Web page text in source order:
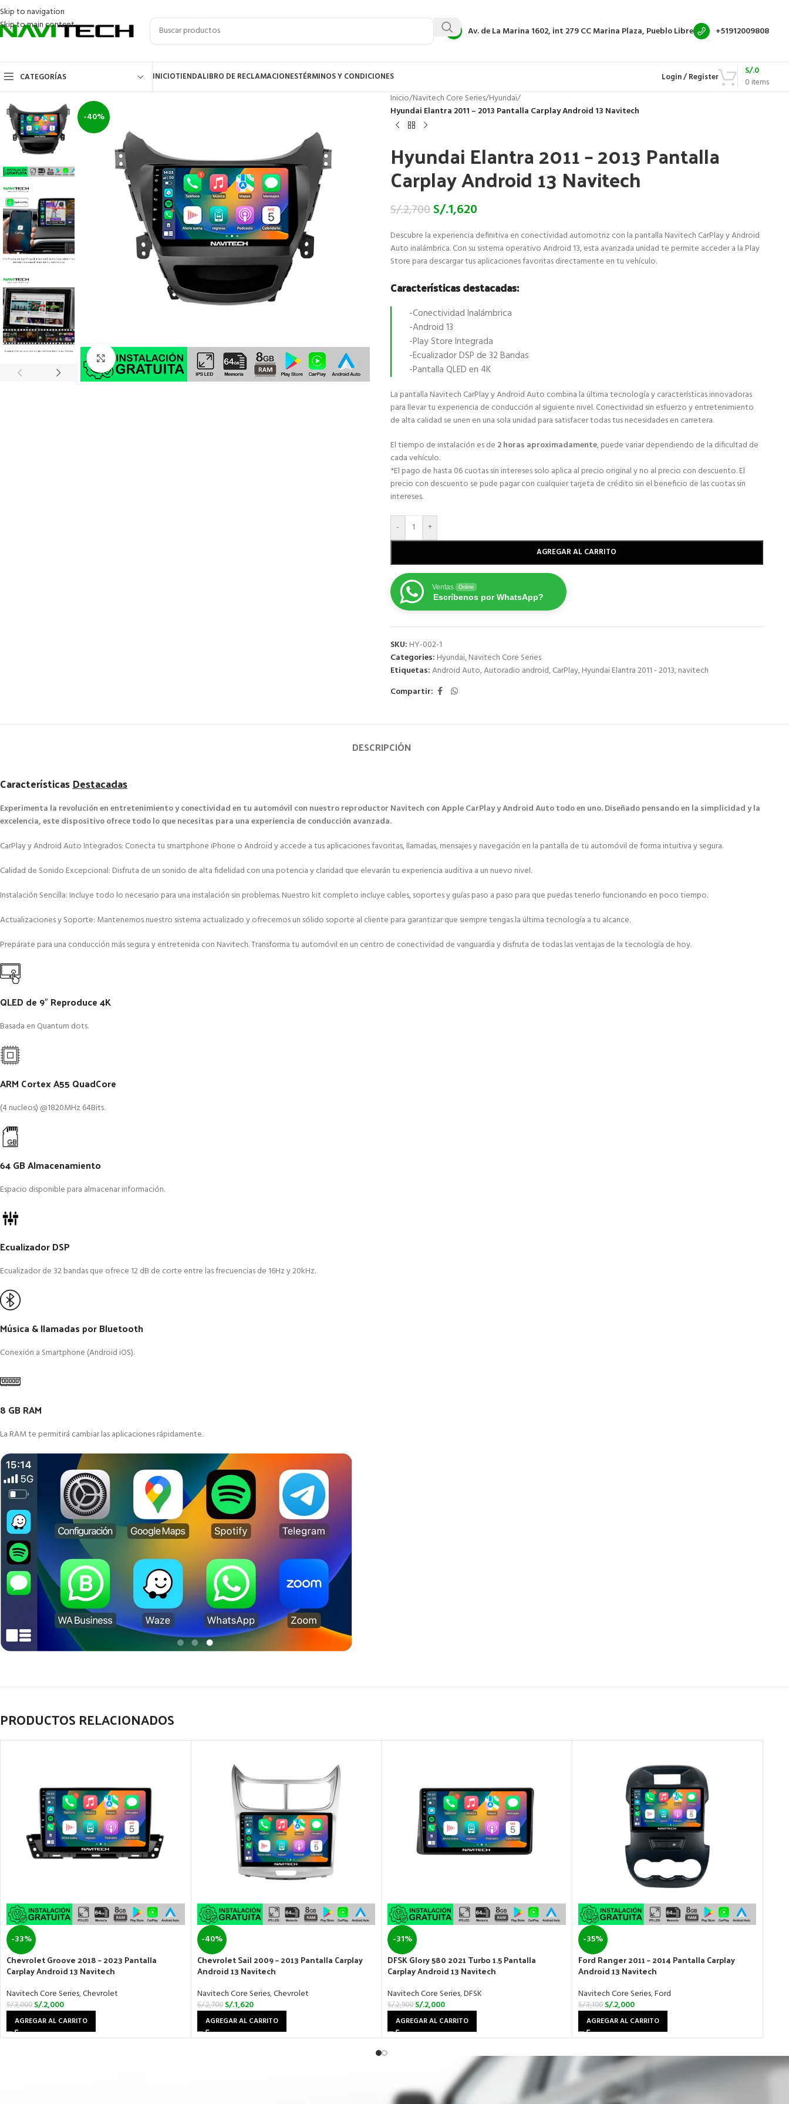
Skip to navigation
Skip to main content
Av. de La Marina 1602, int 279CC Marina Plaza, Pueblo Libre +51912009808
CATEGORÍAS INICIOTIENDALIBRO DE RECLAMACIONESTÉRMINOS Y CONDICIONES Login / Register 0 items
S/.0
-40%
Click to enlarge
Inicio/Navitech Core Series/Hyundai/
Hyundai Elantra 2011 – 2013 Pantalla Carplay Android 13 Navitech
Hyundai Elantra 2011 – 2013 Pantalla
Carplay Android 13 Navitech
S/.2,700S/.1,620
Descubre la experiencia definitiva en conectividad automotriz con la pantalla Navitech CarPlay y Android
Auto inalámbrica. Con su sistema operativo Android 13, esta avanzada unidad te permite acceder a la Play
Store para descargar tus aplicaciones favoritas directamente en tu vehículo.
Características destacadas:
-Conectividad Inalámbrica
-Android 13
-Play Store Integrada
-Ecualizador DSP de 32 Bandas
-Pantalla QLED en 4K
La pantalla Navitech CarPlay y Android Auto combina la última tecnología y características innovadoras
para llevar tu experiencia de conducción al siguiente nivel. Conectividad sin esfuerzo y entretenimiento
de alta calidad se unen en una sola unidad para satisfacer todas tus necesidades en carretera.
El tiempo de instalación es de 2 horas aproximadamente, puede variar dependiendo de la dificultad de
cada vehículo.
*El pago de hasta 06 cuotas sin intereses solo aplica al precio original y no al precio con descuento. El
precio con descuento se pude pagar con cualquier tarjeta de crédito sin el beneficio de las cuotas sin
intereses.
- +
AGREGAR AL CARRITO
Ventas Online
Escríbenos por WhatsApp?
SKU: HY-002-1
Categories: Hyundai,Navitech Core Series
Etiquetas:Android Auto,Autoradio android,CarPlay,Hyundai Elantra 2011 - 2013,navitech
Compartir:
DESCRIPCIÓN
CaracterísticasDestacadas
Experimenta la revolución en entretenimiento y conectividad en tu automóvil con nuestro reproductor Navitech con Apple CarPlay y Android Auto todo en uno. Diseñado pensando en la simplicidad y la
excelencia, este dispositivo ofrece todo lo que necesitas para una experiencia de conducción avanzada.
CarPlay y Android Auto Integrados: Conecta tu smartphone iPhone o Android y accede a tus aplicaciones favoritas, llamadas, mensajes y navegación en la pantalla de tu automóvil de forma intuitiva y segura.
Calidad de Sonido Excepcional: Disfruta de un sonido de alta fidelidad con una potencia y claridad que elevarán tu experiencia auditiva a un nuevo nivel.
Instalación Sencilla: Incluye todo lo necesario para una instalación sin problemas. Nuestro kit completo incluye cables, soportes y guías paso a paso para que puedas tenerlo funcionando en poco tiempo.
Actualizaciones y Soporte: Mantenemos nuestro sistema actualizado y ofrecemos un sólido soporte al cliente para garantizar que siempre tengas la última tecnología a tu alcance.
Prepárate para una conducción más segura y entretenida con Navitech. Transforma tu automóvil en un centro de conectividad de vanguardia y disfruta de todas las ventajas de la tecnología de hoy.
QLED de 9″ Reproduce 4K
Basada en Quantum dots.
ARM Cortex A55 QuadCore
(4 nucleos) @1820MHz 64Bits.
64 GB Almacenamiento
Espacio disponible para almacenar información.
Ecualizador DSP
Ecualizador de 32 bandas que ofrece 12 dB de corte entre las frecuencias de 16Hz y 20kHz.
Música & llamadas por Bluetooth
Conexión a Smartphone (Android iOS).
8 GB RAM
La RAM te permitirá cambiar las aplicaciones rápidamente.
PRODUCTOS RELACIONADOS
-33%
Chevrolet Groove 2018 – 2023 Pantalla
Carplay Android 13 Navitech
Navitech Core Series,Chevrolet
S/.3,000 S/.2,000
AGREGAR AL CARRITO
-40%
Chevrolet Sail 2009 – 2013 Pantalla Carplay
Android 13 Navitech
Navitech Core Series,Chevrolet
S/.2,700 S/.1,620
AGREGAR AL CARRITO
-31%
DFSK Glory 580 2021 Turbo 1.5 Pantalla
Carplay Android 13 Navitech
Navitech Core Series,DFSK
S/.2,900 S/.2,000
AGREGAR AL CARRITO
-35%
Ford Ranger 2011 – 2014 Pantalla Carplay
Android 13 Navitech
Navitech Core Series,Ford
S/.3,100 S/.2,000
AGREGAR AL CARRITO